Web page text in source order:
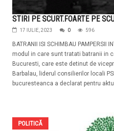
STIRI PE SCURT.FOARTE PE
17 IULIE, 2023 0 596
BATRANII ISI SCHIMBAU
modul in care sunt tratati batranii in
Bucuresti, care este detinut de
Barbalau, liderul consilierilor locali
bucuresteanca a declarat pentru
POLITICĂ